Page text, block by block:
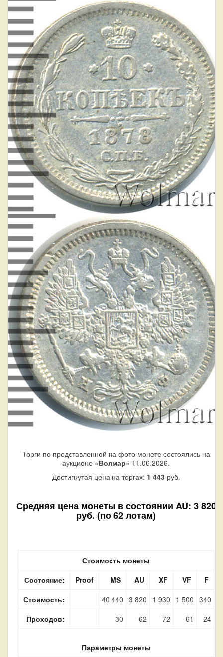
Торги по представленной на фото монете состоялись на
аукционе «Волмар» 11.06.2026.
Достигнутая цена на торгах: 1 443 руб.
Средняя цена монеты в состоянии AU: 3 820
руб. (по 62 лотам)
Стоимость монеты
Состояние:
Proof MS AU XF VF
F
Стоимость:
40 440 3 820 1 930 1 500 340
Проходов:
30 62 72 61 24
Параметры монеты